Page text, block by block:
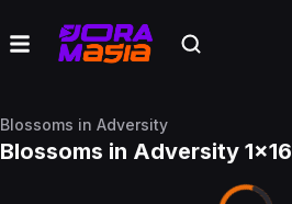
Blossoms in Adversity
Blossoms in Adversity 1x16